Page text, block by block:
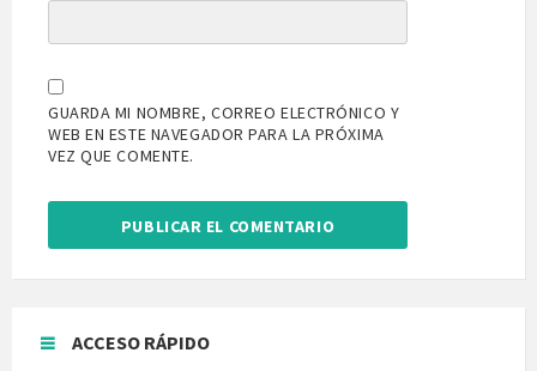
GUARDA MI NOMBRE, CORREO ELECTRÓNICO Y
WEB EN ESTE NAVEGADOR PARA LA PRÓXIMA
VEZ QUE COMENTE.
ACCESO RÁPIDO